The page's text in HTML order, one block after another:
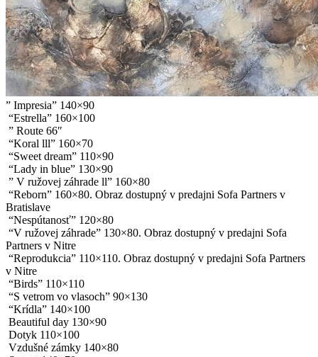
” Impresia” 140×90
“Estrella” 160×100
” Route 66″
“Koral lll” 160×70
“Sweet dream” 110×90
“Lady in blue” 130×90
” V ružovej záhrade ll” 160×80
“Reborn” 160×80. Obraz dostupný v predajni Sofa Partners v
Bratislave
“Nespútanosť” 120×80
“V ružovej záhrade” 130×80. Obraz dostupný v predajni Sofa
Partners v Nitre
“Reprodukcia” 110×110. Obraz dostupný v predajni Sofa Partners
v Nitre
“Birds” 110×110
“S vetrom vo vlasoch” 90×130
“Krídla” 140×100
Beautiful day 130×90
Dotyk 110×100
Vzdušné zámky 140×80